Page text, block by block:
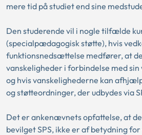
mere tid på studiet end sine
Den studerende vil i nogle tilfælde
(specialpædagogisk støtte), hvis
funktionsnedsættelse medfører, at
vanskeligheder i forbindelse med
og hvis vanskelighederne kan
og støtteordninger, der udbydes via
Det er ankenævnets opfattelse, at
bevilget SPS, ikke er af betydning